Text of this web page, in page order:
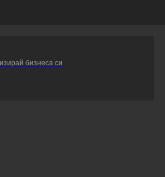
бизнеса си